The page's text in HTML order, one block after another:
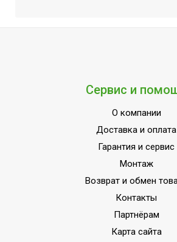
Антибактериальный
Нет
Соединительный кабель
для Wi-Fi модуля
Сервис и
О компании
Доставка и оплата
Гарантия и сервис
Монтаж
Возврат и обмен
Контакты
Партнёрам
Карта сайта